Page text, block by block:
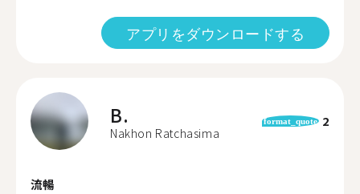
アプリをダウンロードする
B.
Nakhon Ratchasima
format_quote 2
流暢